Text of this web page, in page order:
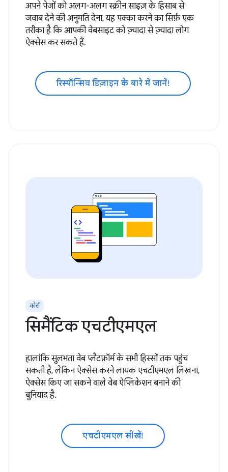
अपने पेजों को अलग-अलग स्क्रीन साइज़ के हिसाब से
जवाब देने की अनुमति देना, यह पक्का करने का सिर्फ़ एक
तरीका है कि आपकी वेबसाइट को ज़्यादा से ज़्यादा लोग
ऐक्सेस कर सकते हैं.
रिस्पॉन्सिव डिज़ाइन के बारे में जानें!
कोर्स
सिमैंटिक एचटीएमएल
हालांकि सुलभता वेब प्लैटफ़ॉर्म के सभी हिस्सों तक पहुंच
सकती है, लेकिन ऐक्सेस करने लायक एचटीएमएल लिखना,
ऐक्सेस किए जा सकने वाले वेब ऐप्लिकेशन बनाने की
बुनियाद है.
एचटीएमएल सीखें!